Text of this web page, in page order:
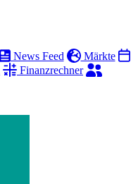
News Feed
Märkte
Finanzrechner